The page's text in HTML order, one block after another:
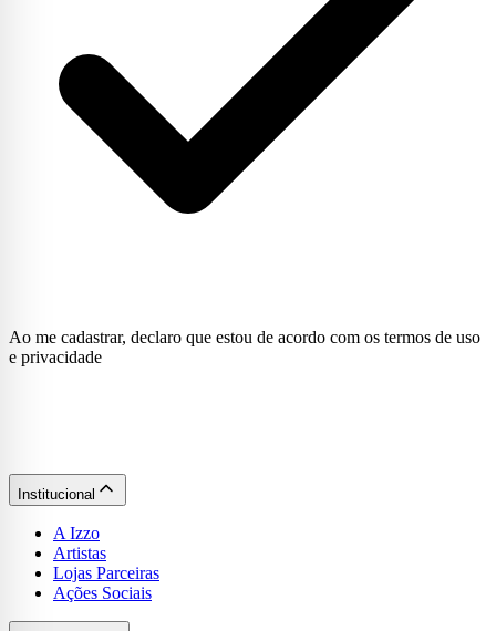
Ao me cadastrar, declaro que estou de acordo com os termos de uso
e privacidade
Institucional
A Izzo
Artistas
Lojas Parceiras
Ações Sociais